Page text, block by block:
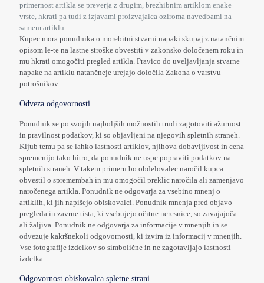
primernost artikla se preverja z drugim, brezhibnim artiklom enake
vrste, hkrati pa tudi z izjavami proizvajalca oziroma navedbami na
samem artiklu.
Kupec mora ponudnika o morebitni stvarni napaki skupaj z natančnim
opisom le-te na lastne stroške obvestiti v zakonsko določenem roku in
mu hkrati omogočiti pregled artikla. Pravico do uveljavljanja stvarne
napake na artiklu natančneje urejajo določila Zakona o varstvu
potrošnikov.
Odveza odgovornosti
Ponudnik se po svojih najboljših možnostih trudi zagotoviti ažurnost
in pravilnost podatkov, ki so objavljeni na njegovih spletnih straneh.
Kljub temu pa se lahko lastnosti artiklov, njihova dobavljivost in cena
spremenijo tako hitro, da ponudnik ne uspe popraviti podatkov na
spletnih straneh. V takem primeru bo obdelovalec naročil kupca
obvestil o spremembah in mu omogočil preklic naročila ali zamenjavo
naročenega artikla. Ponudnik ne odgovarja za vsebino mnenj o
artiklih, ki jih napišejo obiskovalci. Ponudnik mnenja pred objavo
pregleda in zavrne tista, ki vsebujejo očitne neresnice, so zavajajoča
ali žaljiva. Ponudnik ne odgovarja za informacije v mnenjih in se
odvezuje kakršnekoli odgovornosti, ki izvira iz informacij v mnenjih.
Vse fotografije izdelkov so simbolične in ne zagotavljajo lastnosti
izdelka.
Odgovornost obiskovalca spletne strani